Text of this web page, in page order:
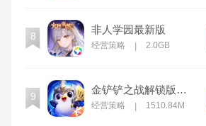
8
非人学园最新版
经营策略 2.0GB
9
金铲铲之战解锁版无限金币
经营策略 1510.84M